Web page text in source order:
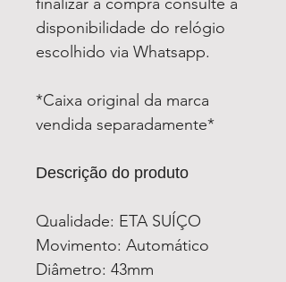
disponibilidade do relógio
escolhido via Whatsapp.
*Caixa original da marca
vendida separadamente*
Descrição do produto
Qualidade: ETA SUÍÇO
Movimento: Automático
Diâmetro: 43mm